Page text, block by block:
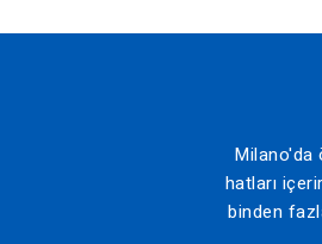
Milano'da
hatları
binden